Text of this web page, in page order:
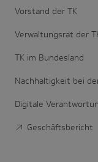
Vorstand der TK
Verwaltungsrat der
TK im Bundesland
Nachhaltigkeit bei
Digitale
Geschäftsbericht